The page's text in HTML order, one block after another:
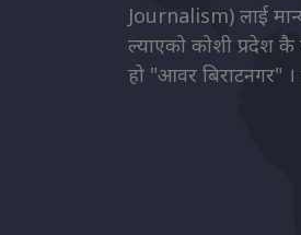
Journalism) लाई
ल्याएको कोशी प्रदेश
हो "आवर बिराटनगर" ।